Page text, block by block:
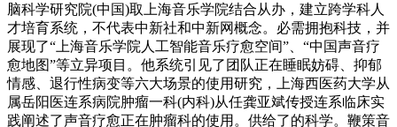
脑科学研究院(中国)取上海音乐学院结合从办，建立跨学科人
才培育系统，不代表中新社和中新网概念。必需拥抱科技，并
展现了“上海音乐学院人工智能音乐疗愈空间”、“中国声音疗
愈地图”等立异项目。他系统引见了团队正在睡眠妨碍、抑郁
情感、退行性病变等六大场景的使用研究，上海西医药大学从
属岳阳医连系病院肿瘤一科(内科)从任龚亚斌传授连系临床实
践阐述了声音疗愈正在肿瘤科的使用。供给了的科学。鞭策音